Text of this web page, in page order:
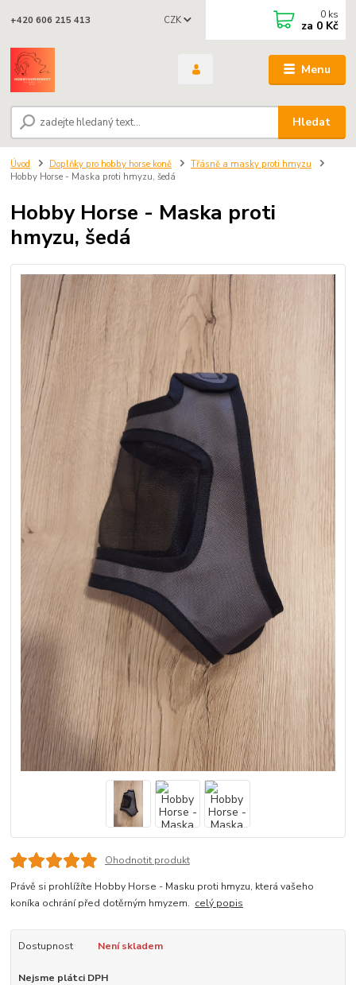
Menu
CZK
Hledat
+420 606 215 413 0 ks
za 0 Kč
Úvod Doplňky pro hobby horse koně
Třásně a masky proti hmyzu
Hobby Horse - Maska proti hmyzu, šedá
Hobby Horse - Maska proti
hmyzu, šedá
Ohodnotit produkt
Právě si prohlížíte Hobby Horse - Masku proti hmyzu, která vašeho
koníka ochrání před dotěrným hmyzem. celý popis
Dostupnost Není skladem
Nejsme plátci DPH